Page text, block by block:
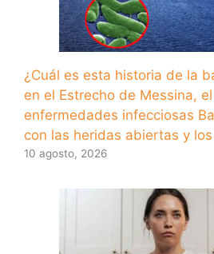
¿Cuál es esta historia de la
en el Estrecho de Messina,
enfermedades infecciosas
con las heridas abiertas y los
10 agosto, 2026